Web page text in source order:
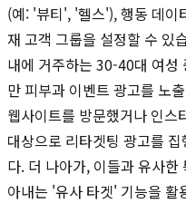
(예: '뷰티', '헬스'), 행동 데이
재 고객 그룹을 설정할 수 있
내에 거주하는 30-40대 여성
만 피부과 이벤트 광고를 노
웹사이트를 방문했거나 인스
대상으로 리타겟팅 광고를
다. 더 나아가, 이들과 유사
아내는 '유사 타겟' 기능을 활